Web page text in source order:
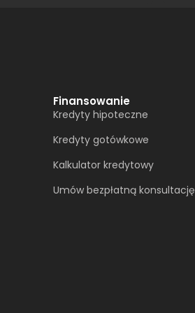
Finansowanie
Kredyty hipoteczne
Kredyty gotówkowe
Kalkulator kredytowy
Umów bezpłatną konsultację​